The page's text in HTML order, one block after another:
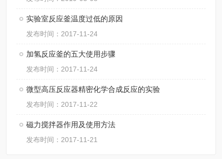
实验室反应釜温度过低的原因
发布时间：2017-11-24
加氢反应釜的五大使用步骤
发布时间：2017-11-24
微型高压反应器精密化学合成反应的实验
发布时间：2017-11-22
磁力搅拌器作用及使用方法
发布时间：2017-11-21